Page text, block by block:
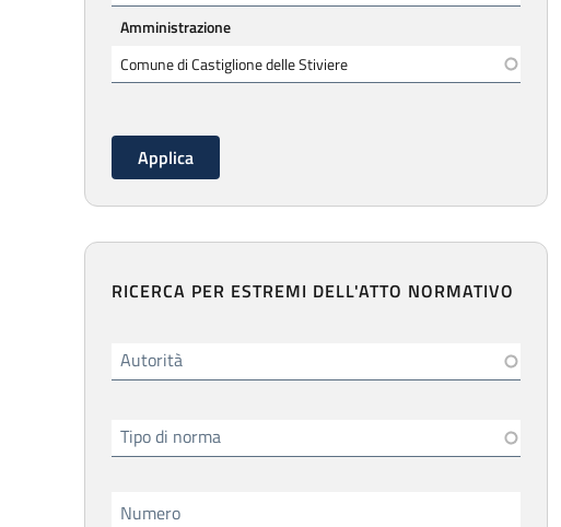
Amministrazione
RICERCA PER ESTREMI DELL'ATTO NORMATIVO
Autorità
Tipo di norma
Numero